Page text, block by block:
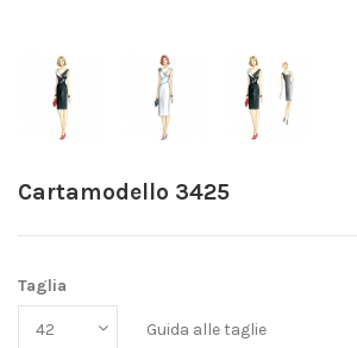
Cartamodello 3425
Taglia
Guida alle taglie